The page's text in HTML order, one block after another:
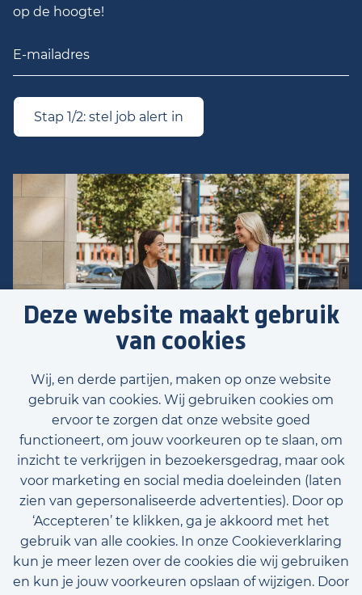
Deze website maakt gebruik
van cookies
Wij, en derde partijen, maken op onze website
gebruik van cookies. Wij gebruiken cookies om
ervoor te zorgen dat onze website goed
functioneert, om jouw voorkeuren op te slaan, om
inzicht te verkrijgen in bezoekersgedrag, maar ook
voor marketing en social media doeleinden (laten
zien van gepersonaliseerde advertenties). Door op
‘Accepteren’ te klikken, ga je akkoord met het
gebruik van alle cookies. In onze Cookieverklaring
kun je meer lezen over de cookies die wij gebruiken
en kun je jouw voorkeuren opslaan of wijzigen. Door
Voornaam
Achternaam
E-mailadres (optioneel)
op de hoogte!
Stap 1/2: stel job alert in